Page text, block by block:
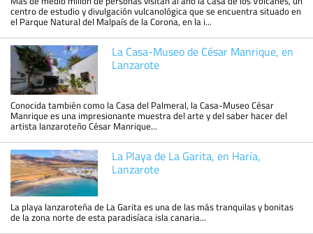
centro de estudio y divulgación vulcanológica que se encuentra situado en
el Parque Natural del Malpaís de la Corona, en la i...
La Casa-Museo de César Manrique, en
Lanzarote
Conocida también como la Casa del Palmeral, la Casa-Museo César
Manrique es una impresionante muestra del arte y del saber hacer del
artista lanzaroteño César Manrique...
La Playa de La Garita, en Haría,
Lanzarote
La playa lanzaroteña de La Garita es una de las más tranquilas y bonitas
de la zona norte de esta paradisíaca isla canaria...